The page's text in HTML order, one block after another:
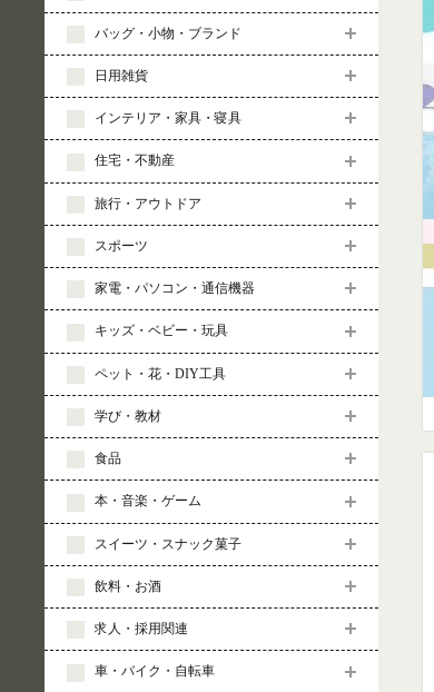
バッグ・小物・ブランド
日用雑貨
インテリア・家具・寝具
住宅・不動産
旅行・アウトドア
スポーツ
家電・パソコン・通信機器
キッズ・ベビー・玩具
ペット・花・DIY工具
学び・教材
食品
本・音楽・ゲーム
スイーツ・スナック菓子
飲料・お酒
求人・採用関連
車・バイク・自転車